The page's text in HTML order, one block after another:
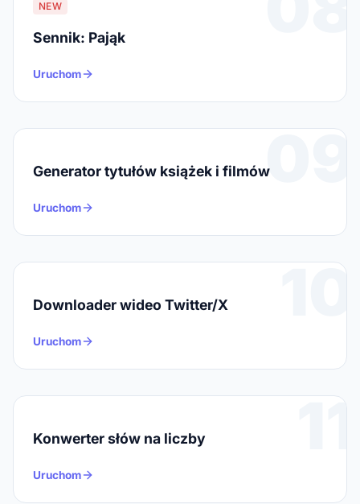
NEW
Sennik: Pająk
Uruchom
09
Generator tytułów książek i filmów
Uruchom
10
Downloader wideo Twitter/X
Uruchom
11
Konwerter słów na liczby
Uruchom